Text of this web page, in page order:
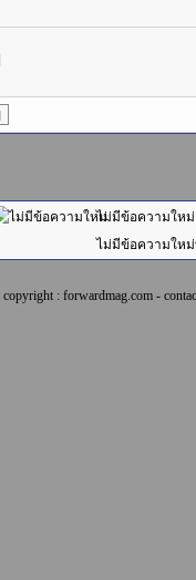
ไม่มีข้อความใหม่
ไม่มีข้อความใหม่
copyright : forwardmag.com -